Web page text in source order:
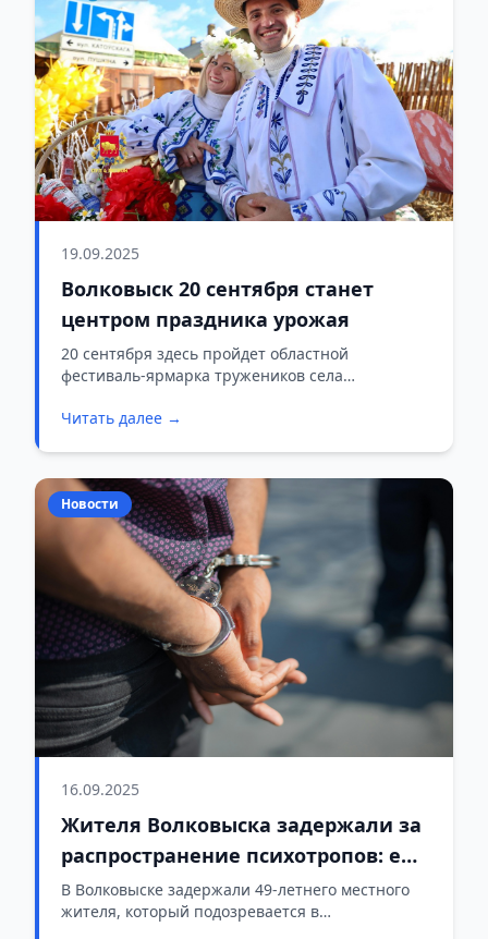
19.09.2025
Волковыск 20 сентября станет
центром праздника урожая
20 сентября здесь пройдет областной
фестиваль-ярмарка тружеников села
Гродно.
Читать далее →
Новости
16.09.2025
Жителя Волковыска задержали за
распространение психотропов: ему
грозит до 20 лет тюрьмы
В Волковыске задержали 49-летнего местного
жителя, который подозревается в